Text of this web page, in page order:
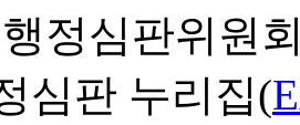
정심판위원
심판 누리집(